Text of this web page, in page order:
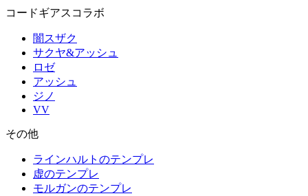
コードギアスコラボ
闇スザク
サクヤ&アッシュ
ロゼ
アッシュ
ジノ
VV
その他
ラインハルトのテンプレ
虚のテンプレ
モルガンのテンプレ